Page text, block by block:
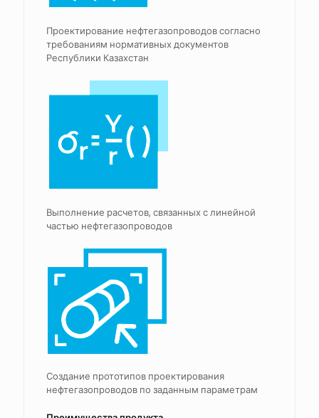
Проектирование нефтегазопроводов согласно
требованиям нормативных документов
Республики Казахстан
Выполнение расчетов, связанных с линейной
частью нефтегазопроводов
Создание прототипов проектирования
нефтегазопроводов по заданным параметрам